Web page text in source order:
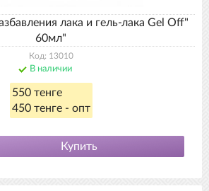
лака и гель-лака Gel Off"
60мл"
Код: 13010
В наличии
550 тенге
450 тенге - опт
Купить